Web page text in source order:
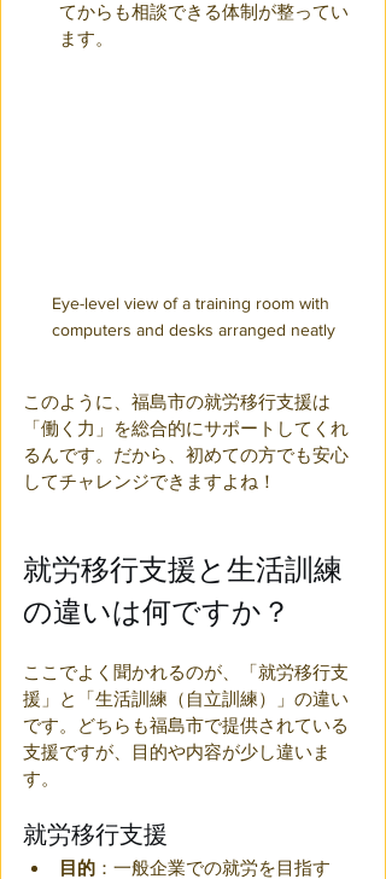
てからも相談できる体制が整ってい
ます。
Eye-level view of a training room with
computers and desks arranged neatly
このように、福島市の就労移行支援は
「働く力」を総合的にサポートしてくれ
るんです。だから、初めての方でも安心
してチャレンジできますよね！
就労移行支援と生活訓練
の違いは何ですか？
ここでよく聞かれるのが、「就労移行支
援」と「生活訓練（自立訓練）」の違い
です。どちらも福島市で提供されている
支援ですが、目的や内容が少し違いま
す。
就労移行支援
目的 ：一般企業での就労を目指す